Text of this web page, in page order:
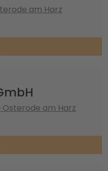
am Harz
Osterode am Harz